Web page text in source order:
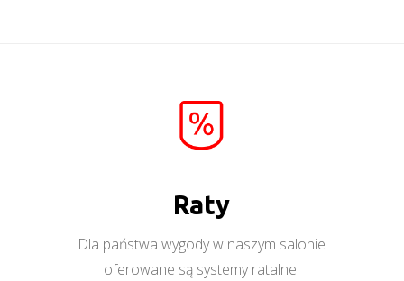
Raty
Dla państwa wygody w naszym salonie
oferowane są systemy ratalne.